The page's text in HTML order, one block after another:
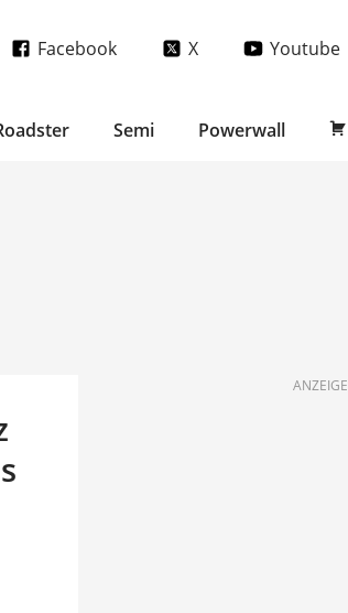
Facebook X Youtube
Semi Powerwall
ANZEIGE